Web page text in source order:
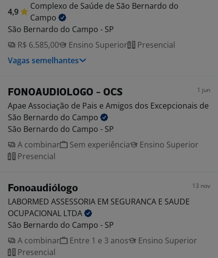
4,9
Complexo de Saúde de São Bernardo do
Campo
São Bernardo do Campo - SP
R$ 6.585,00
Ensino Superior
Presencial
Vagas semelhantes
FONOAUDIOLOGO - OCS 1 jun
Apae Associação de Pais e Amigos dos Excepcionais de
São Bernardo do Campo
São Bernardo do Campo - SP
A combinar
Sem experiência
Ensino Superior
Presencial
Fonoaudiólogo 13 nov
LABORMED ASSESSORIA EM SEGURANCA E SAUDE
OCUPACIONAL LTDA
São Bernardo do Campo - SP
A combinar
Entre 1 e 3 anos
Ensino Superior
Presencial